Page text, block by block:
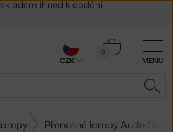
MENU
0
Košík
Přenosné lampy Audo
vrácení zboží
CZK